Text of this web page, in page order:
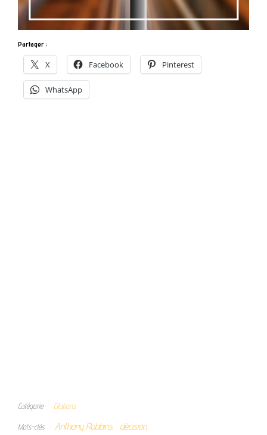
Partager :
X Facebook Pinterest
WhatsApp
Catégorie Citations
Mots-clés Anthony Robbins décision